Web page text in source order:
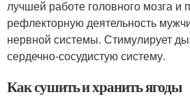
лучшей работе головного мозга и
рефлекторную деятельность
нервной системы. Стимулирует
сердечно-сосудистую систему.
Как сушить и хранить ягоды